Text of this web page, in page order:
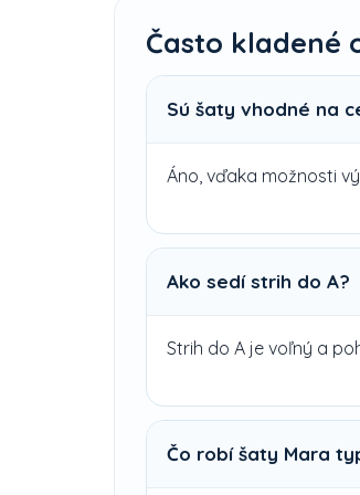
Často kladené
Sú šaty vhodné na
Áno, vďaka možnosti
Ako sedí strih do A?
Strih do A je voľný a
Čo robí šaty Mara